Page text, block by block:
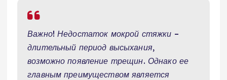
Важно! Недостаток мокрой стяжки –
длительный период высыхания,
возможно появление трещин. Однако ее
главным преимуществом является